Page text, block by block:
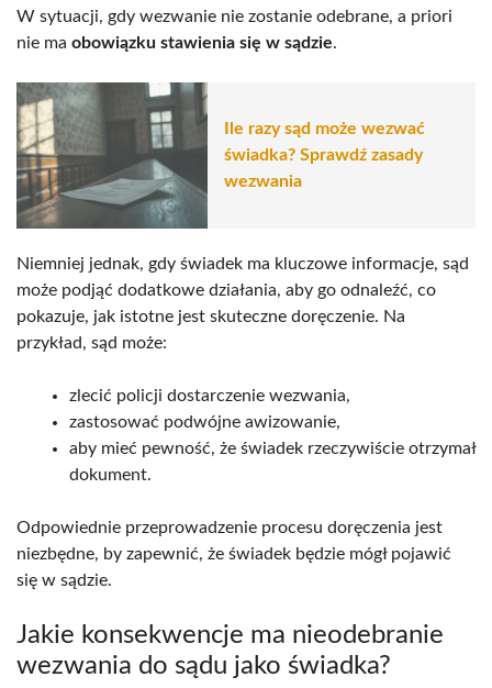
W sytuacji, gdy wezwanie nie zostanie odebrane, a priori
nie ma obowiązku stawienia się w sądzie.
Ile razy sąd może wezwać
świadka? Sprawdź zasady
wezwania
Niemniej jednak, gdy świadek ma kluczowe informacje, sąd
może podjąć dodatkowe działania, aby go odnaleźć, co
pokazuje, jak istotne jest skuteczne doręczenie. Na
przykład, sąd może:
zlecić policji dostarczenie wezwania,
zastosować podwójne awizowanie,
aby mieć pewność, że świadek rzeczywiście otrzymał
dokument.
Odpowiednie przeprowadzenie procesu doręczenia jest
niezbędne, by zapewnić, że świadek będzie mógł pojawić
się w sądzie.
Jakie konsekwencje ma nieodebranie
wezwania do sądu jako świadka?